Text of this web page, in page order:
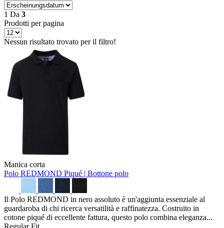
1 Da 3
Prodotti per pagina
Nessun risultato trovato per il filtro!
Manica corta
Polo REDMOND Piqué | Bottone polo
Il Polo REDMOND in nero assoluto è un'aggiunta essenziale al
guardaroba di chi ricerca versatilità e raffinatezza. Costruito in
cotone piqué di eccellente fattura, questo polo combina eleganza...
Regular Fit